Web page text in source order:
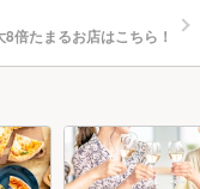
倍たまるお店はこちら！